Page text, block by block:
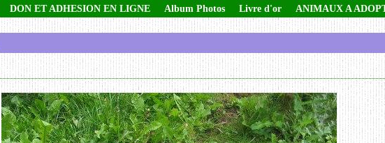
DON ET ADHESION EN LIGNE Album Photos Livre d'or ANIMAUX A